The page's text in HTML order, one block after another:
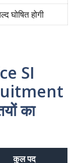
घोषित होगी
SI
का
कुल पद